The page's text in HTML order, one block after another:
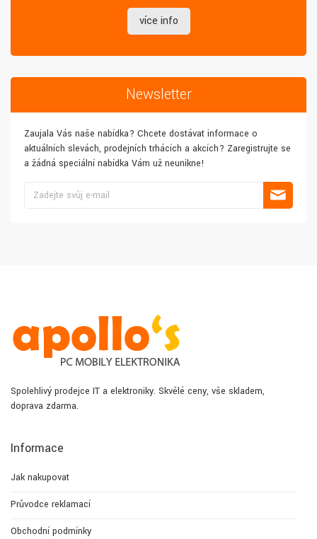
více info
Newsletter
Zaujala Vás naše nabídka? Chcete dostávat informace o
aktuálních slevách, prodejních trhácích a akcích? Zaregistrujte se
a žádná speciální nabídka Vám už neunikne!
Spolehlivý prodejce IT a elektroniky. Skvělé ceny, vše skladem,
doprava zdarma.
Informace
Jak nakupovat
Průvodce reklamací
Obchodní podmínky